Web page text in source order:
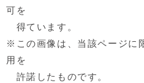
可を
得ています。
※この画像は、当該ページに
用を
許諾したものです。